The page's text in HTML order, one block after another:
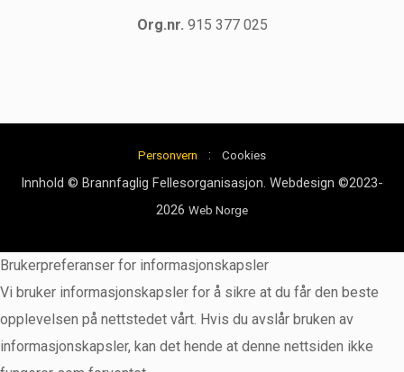
Org.nr. 915 377 025
Personvern : Cookies
Innhold © Brannfaglig Fellesorganisasjon. Webdesign ©2023-
2026 Web Norge
Brukerpreferanser for informasjonskapsler
Vi bruker informasjonskapsler for å sikre at du får den beste
opplevelsen på nettstedet vårt. Hvis du avslår bruken av
informasjonskapsler, kan det hende at denne nettsiden ikke